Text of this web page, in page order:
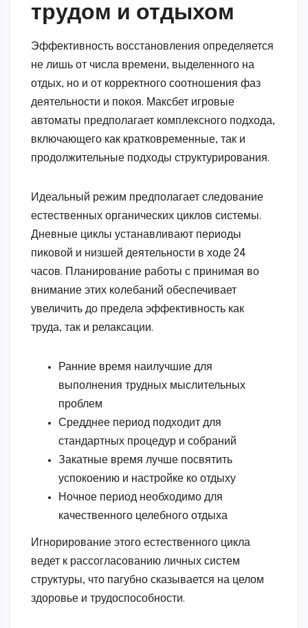
трудом и отдыхом
Эффективность восстановления определяется
не лишь от числа времени, выделенного на
отдых, но и от корректного соотношения фаз
деятельности и покоя. Максбет игровые
автоматы предполагает комплексного подхода,
включающего как кратковременные, так и
продолжительные подходы структурирования.
Идеальный режим предполагает следование
естественных органических циклов системы.
Дневные циклы устанавливают периоды
пиковой и низшей деятельности в ходе 24
часов. Планирование работы с принимая во
внимание этих колебаний обеспечивает
увеличить до предела эффективность как
труда, так и релаксации.
Ранние время наилучшие для
выполнения трудных мыслительных
проблем
Средднее период подходит для
стандартных процедур и собраний
Закатные время лучше посвятить
успокоению и настройке ко отдыху
Ночное период необходимо для
качественного целебного отдыха
Игнорирование этого естественного цикла
ведет к рассогласованию личных систем
структуры, что пагубно сказывается на целом
здоровье и трудоспособности.